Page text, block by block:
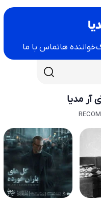
خواننده هاتماس با ما
آر مدیا